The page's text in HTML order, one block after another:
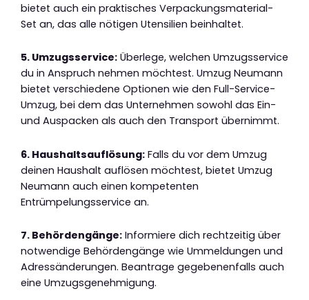
bietet auch ein praktisches Verpackungsmaterial-
Set an, das alle nötigen Utensilien beinhaltet.
5. Umzugsservice: Überlege, welchen Umzugsservice
du in Anspruch nehmen möchtest. Umzug Neumann
bietet verschiedene Optionen wie den Full-Service-
Umzug, bei dem das Unternehmen sowohl das Ein-
und Auspacken als auch den Transport übernimmt.
6. Haushaltsauflösung: Falls du vor dem Umzug
deinen Haushalt auflösen möchtest, bietet Umzug
Neumann auch einen kompetenten
Entrümpelungsservice an.
7. Behördengänge: Informiere dich rechtzeitig über
notwendige Behördengänge wie Ummeldungen und
Adressänderungen. Beantrage gegebenenfalls auch
eine Umzugsgenehmigung.